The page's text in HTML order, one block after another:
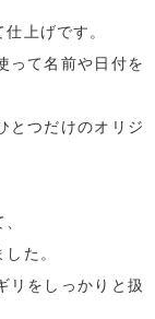
上げです。
って名前や日付を
とつだけのオリジ
た。
リをしっかりと扱